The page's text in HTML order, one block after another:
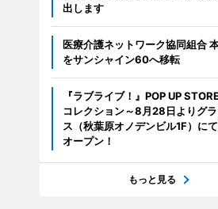
出します
医療介護ネットワーク協同組合
をサンシャイン60へ移転
『ラブライブ！』POP UP
コレクション～8月28日よりグ
ス（秋葉原オノデンビル1F）に
オープン！
もっと見る